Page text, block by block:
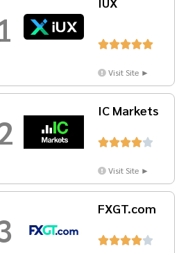

Visit Site ►
IC Markets

Visit Site ►
FXGT.com
